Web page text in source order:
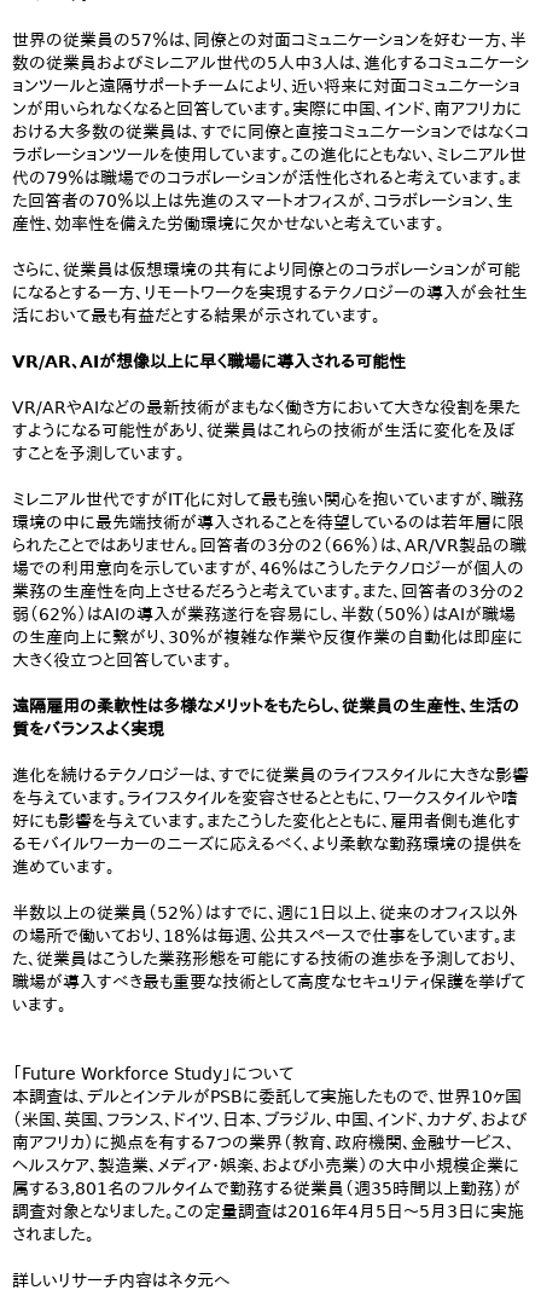
世界の従業員の57％は、同僚との対面コミュニケーションを好む一方、半
数の従業員およびミレニアル世代の5人中3人は、進化するコミュニケーシ
ョンツールと遠隔サポートチームにより、近い将来に対面コミュニケーショ
ンが用いられなくなると回答しています。実際に中国、インド、南アフリカに
おける大多数の従業員は、すでに同僚と直接コミュニケーションではなくコ
ラボレーションツールを使用しています。この進化にともない、ミレニアル世
代の79％は職場でのコラボレーションが活性化されると考えています。ま
た回答者の70％以上は先進のスマートオフィスが、コラボレーション、生
産性、効率性を備えた労働環境に欠かせないと考えています。
さらに、従業員は仮想環境の共有により同僚とのコラボレーションが可能
になるとする一方、リモートワークを実現するテクノロジーの導入が会社生
活において最も有益だとする結果が示されています。
VR/AR、AIが想像以上に早く職場に導入される可能性
VR/ARやAIなどの最新技術がまもなく働き方において大きな役割を果た
すようになる可能性があり、従業員はこれらの技術が生活に変化を及ぼ
すことを予測しています。
ミレニアル世代ですがIT化に対して最も強い関心を抱いていますが、職務
環境の中に最先端技術が導入されることを待望しているのは若年層に限
られたことではありません。回答者の3分の2（66％）は、AR/VR製品の職
場での利用意向を示していますが、46％はこうしたテクノロジーが個人の
業務の生産性を向上させるだろうと考えています。また、回答者の3分の2
弱（62％）はAIの導入が業務遂行を容易にし、半数（50％）はAIが職場
の生産向上に繋がり、30％が複雑な作業や反復作業の自動化は即座に
大きく役立つと回答しています。
遠隔雇用の柔軟性は多様なメリットをもたらし、従業員の生産性、生活の
質をバランスよく実現
進化を続けるテクノロジーは、すでに従業員のライフスタイルに大きな影響
を与えています。ライフスタイルを変容させるとともに、ワークスタイルや嗜
好にも影響を与えています。またこうした変化とともに、雇用者側も進化す
るモバイルワーカーのニーズに応えるべく、より柔軟な勤務環境の提供を
進めています。
半数以上の従業員（52％）はすでに、週に1日以上、従来のオフィス以外
の場所で働いており、18％は毎週、公共スペースで仕事をしています。ま
た、従業員はこうした業務形態を可能にする技術の進歩を予測しており、
職場が導入すべき最も重要な技術として高度なセキュリティ保護を挙げて
います。
「Future Workforce Study」について
本調査は、デルとインテルがPSBに委託して実施したもので、世界10ヶ国
（米国、英国、フランス、ドイツ、日本、ブラジル、中国、インド、カナダ、および
南アフリカ）に拠点を有する7つの業界（教育、政府機関、金融サービス、
ヘルスケア、製造業、メディア・娯楽、および小売業）の大中小規模企業に
属する3,801名のフルタイムで勤務する従業員（週35時間以上勤務）が
調査対象となりました。この定量調査は2016年4月5日～5月3日に実施
されました。
詳しいリサーチ内容はネタ元へ